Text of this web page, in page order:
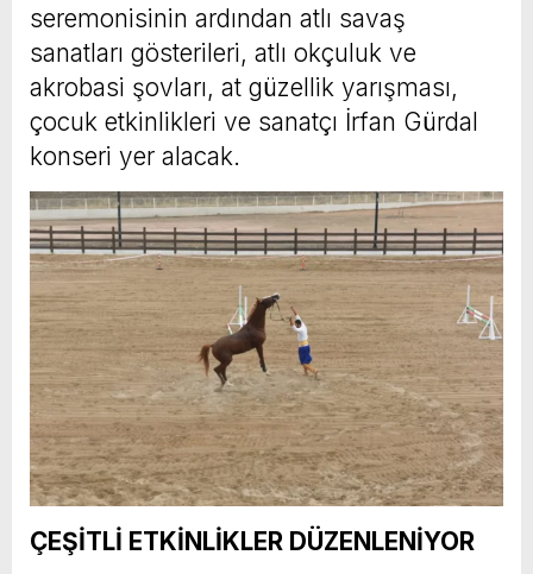
seremonisinin ardından atlı savaş
sanatları gösterileri, atlı okçuluk ve
akrobasi şovları, at güzellik yarışması,
çocuk etkinlikleri ve sanatçı İrfan Gürdal
konseri yer alacak.
ÇEŞİTLİ ETKİNLİKLER DÜZENLENİYOR